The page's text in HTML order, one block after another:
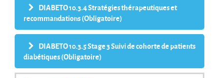
DIABETO 10.3.4 Stratégies thérapeutiques et
recommandations (Obligatoire)
DIABETO 10.3.5 Stage 3 Suivi de cohorte de patients
diabétiques (Obligatoire)